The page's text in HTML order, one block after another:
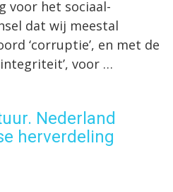
voor het sociaal-
dat wij meestal
‘corruptie’, en met de
voor …
Nederland
herverdeling